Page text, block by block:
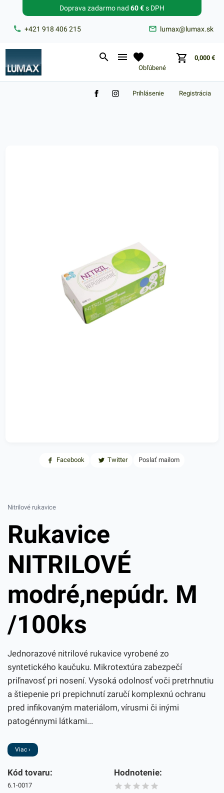
+421 918 406 215 lumax@lumax.sk
Doprava zadarmo nad 60 €s DPH
Obľúbené
0,000 €
Zabudnuté heslo?
Registrácia
Prihlásenie
Facebook Twitter Poslať mailom
Nitrilové rukavice
Rukavice
NITRILOVÉ
modré,nepúdr. M
/100ks
Jednorazové nitrilové rukavice vyrobené zo
syntetického kaučuku. Mikrotextúra zabezpečí
priľnavosť pri nosení. Vysoká odolnosť voči pretrhnutiu
a štiepenie pri prepichnutí zaručí komplexnú ochranu
pred infikovaným materiálom, vírusmi či inými
patogénnymi látkami...
Viac ›
Kód tovaru:
6.1-0017
Hodnotenie: